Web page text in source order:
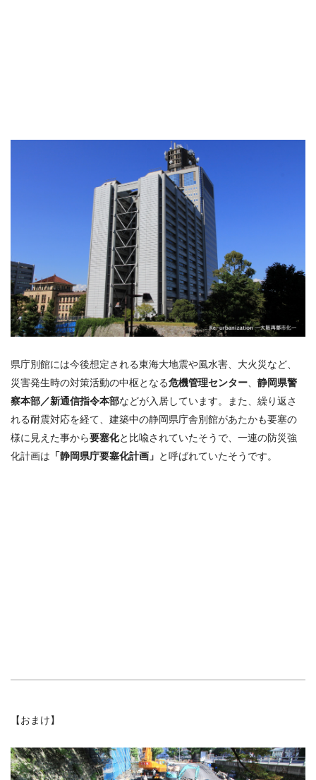
県庁別館には今後想定される東海大地震や風水害、大火災など、
災害発生時の対策活動の中枢となる危機管理センター
静岡県警
察本部／新通信指令本部などが入居しています。また、繰り返さ
れる耐震対応を経て、建築中の静岡県庁舎別館があたかも要塞の
様に見えた事から要塞化と比喩されていたそうで、一連の防災強
化計画は 「静岡県庁要塞化計画」 と呼ばれていたそうです。
【おまけ】